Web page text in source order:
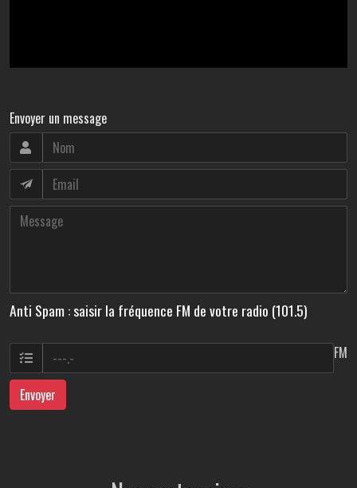
Envoyer un message
Anti Spam : saisir la fréquence FM de votre radio (101.5)
FM
Envoyer